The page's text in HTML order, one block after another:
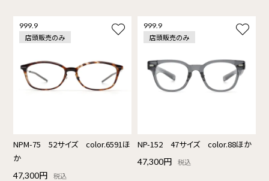
999.9
店頭販売のみ
NPM-75 52サイズ color.6591ほ
か
47,300円 税込
999.9
店頭販売のみ
NP-152 47サイズ color.88ほか
47,300円 税込